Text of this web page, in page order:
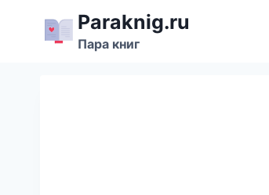
содержимому
Paraknig.ru
Пара книг